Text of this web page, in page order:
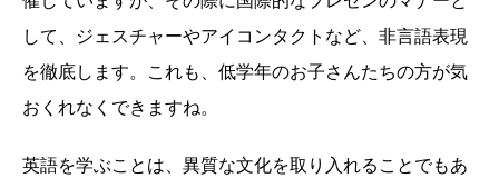
して、ジェスチャーやアイコンタクトなど、非言語表現
を徹底します。これも、低学年のお子さんたちの方が気
おくれなくできますね。
英語を学ぶことは、異質な文化を取り入れることでもあ